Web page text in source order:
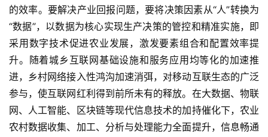
的效率。要解决产业回报问题，要将决策因素从“人”转换为
“数据”，以数据为核心实现生产决策的管控和精准实施，即
采用数字技术促进农业发展，激发要素组合和配置效率提
升。随着城乡互联网基础设施和服务应用均等化的加速推
进，乡村网络接入性鸿沟加速消弭，对移动互联生态的广泛
参与，使互联网红利得到前所未有的释放。在大数据、物联
网、人工智能、区块链等现代信息技术的加持催化下，农业
农村数据收集、加工、分析与处理能力全面提升，信息畅通